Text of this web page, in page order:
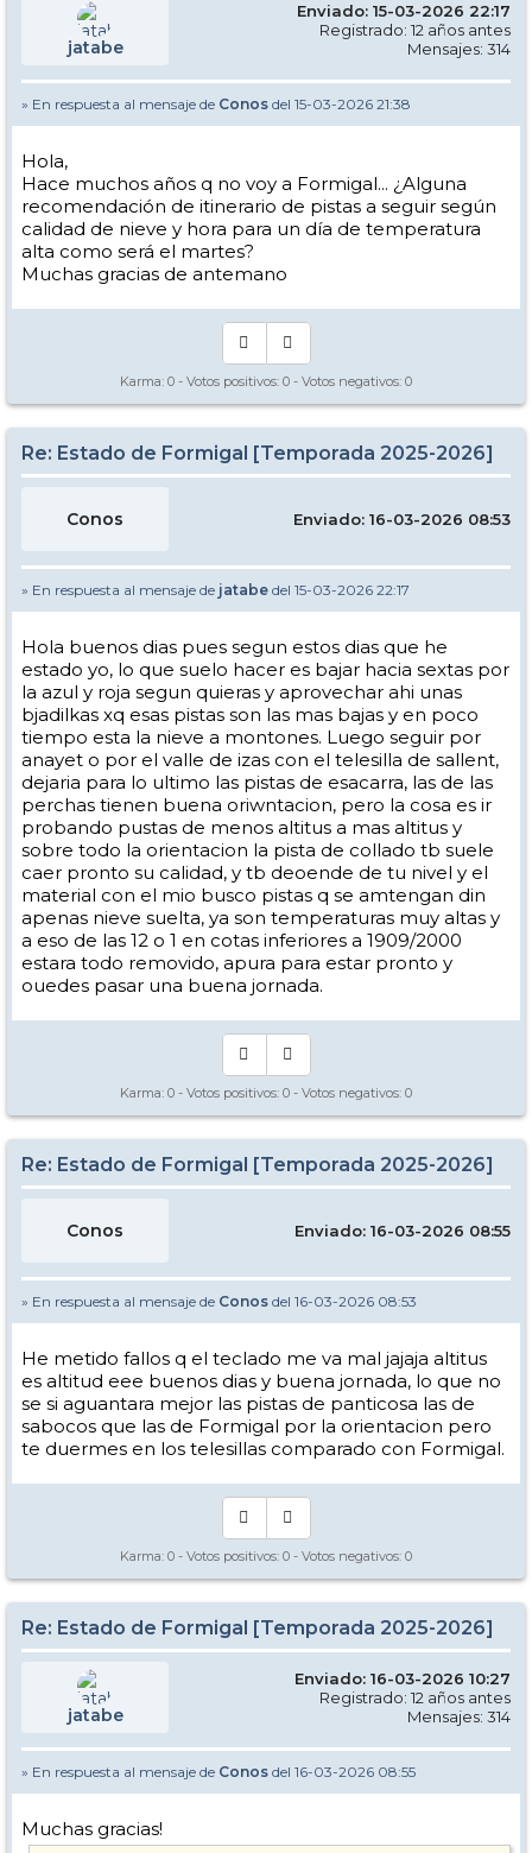
jatabe
Enviado: 15-03-2026 22:17
Registrado: 12 años antes
Mensajes: 314
» En respuesta al mensaje de Conos del 15-03-2026 21:38
Hola,
Hace muchos años q no voy a Formigal... ¿Alguna
recomendación de itinerario de pistas a seguir según
calidad de nieve y hora para un día de temperatura
alta como será el martes?
Muchas gracias de antemano
Karma: 0 - Votos positivos: 0 - Votos negativos: 0
Re: Estado de Formigal [Temporada 2025-2026]
Conos Enviado: 16-03-2026 08:53
» En respuesta al mensaje de jatabe del 15-03-2026 22:17
Hola buenos dias pues segun estos dias que he
estado yo, lo que suelo hacer es bajar hacia sextas por
la azul y roja segun quieras y aprovechar ahi unas
bjadilkas xq esas pistas son las mas bajas y en poco
tiempo esta la nieve a montones. Luego seguir por
anayet o por el valle de izas con el telesilla de sallent,
dejaria para lo ultimo las pistas de esacarra, las de las
perchas tienen buena oriwntacion, pero la cosa es ir
probando pustas de menos altitus a mas altitus y
sobre todo la orientacion la pista de collado tb suele
caer pronto su calidad, y tb deoende de tu nivel y el
material con el mio busco pistas q se amtengan din
apenas nieve suelta, ya son temperaturas muy altas y
a eso de las 12 o 1 en cotas inferiores a 1909/2000
estara todo removido, apura para estar pronto y
ouedes pasar una buena jornada.
Karma: 0 - Votos positivos: 0 - Votos negativos: 0
Re: Estado de Formigal [Temporada 2025-2026]
Conos Enviado: 16-03-2026 08:55
» En respuesta al mensaje de Conos del 16-03-2026 08:53
He metido fallos q el teclado me va mal jajaja altitus
es altitud eee buenos dias y buena jornada, lo que no
se si aguantara mejor las pistas de panticosa las de
sabocos que las de Formigal por la orientacion pero
te duermes en los telesillas comparado con Formigal.
Karma: 0 - Votos positivos: 0 - Votos negativos: 0
Re: Estado de Formigal [Temporada 2025-2026]
jatabe
Enviado: 16-03-2026 10:27
Registrado: 12 años antes
Mensajes: 314
» En respuesta al mensaje de Conos del 16-03-2026 08:55
Muchas gracias!